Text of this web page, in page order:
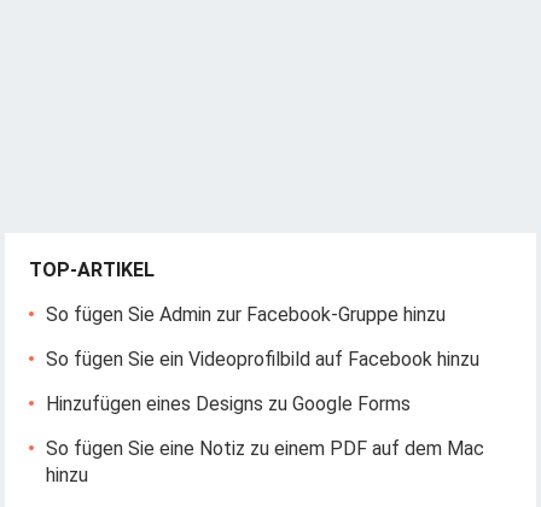
TOP-ARTIKEL
So fügen Sie Admin zur Facebook-Gruppe hinzu
So fügen Sie ein Videoprofilbild auf Facebook hinzu
Hinzufügen eines Designs zu Google Forms
So fügen Sie eine Notiz zu einem PDF auf dem Mac
hinzu